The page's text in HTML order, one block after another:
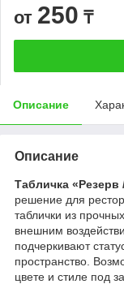
от 250 ₸
Описание
Описание
Табличка «Резерв
решение для
таблички из
внешним
подчеркивают
пространство.
цвете и стиле под